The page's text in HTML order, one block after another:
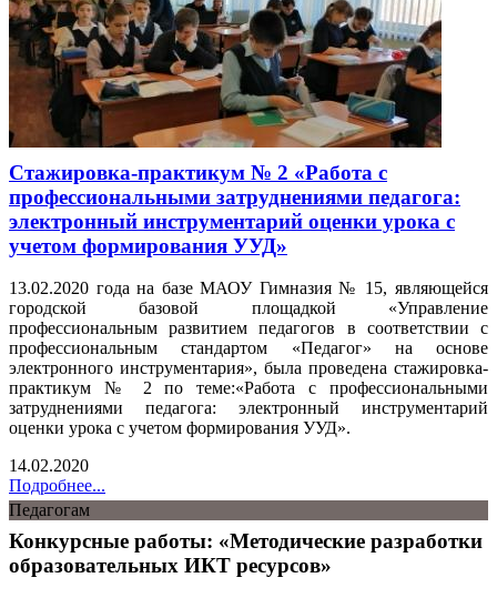
Стажировка-практикум № 2 «Работа с
профессиональными затруднениями педагога:
электронный инструментарий оценки урока с
учетом формирования УУД»
13.02.2020 года на базе МАОУ Гимназия № 15, являющейся
городской базовой площадкой «Управление
профессиональным развитием педагогов в соответствии с
профессиональным стандартом «Педагог» на основе
электронного инструментария», была проведена стажировка-
практикум № 2 по теме:«Работа с профессиональными
затруднениями педагога: электронный инструментарий
оценки урока с учетом формирования УУД».
14.02.2020
Подробнее...
Педагогам
Конкурсные работы: «Методические разработки
образовательных ИКТ ресурсов»